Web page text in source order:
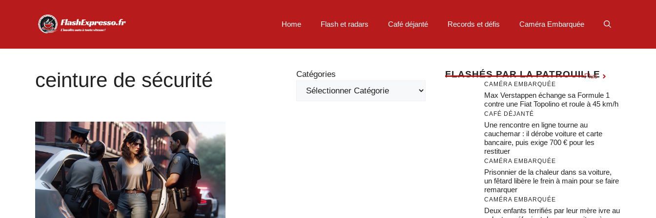
Home Flash et radars Café déjanté Records et défis Caméra Embarquée
ceinture de sécurité Catégories FLASHÉS PAR LA PATROUILLE
Plus
CAMÉRA EMBARQUÉE
Max Verstappen échange sa Formule 1
contre une Fiat Topolino et roule à 45 km/h
CAFÉ DÉJANTÉ
Une rencontre en ligne tourne au
cauchemar : il dérobe voiture et carte
bancaire, puis exige 700 € pour les
restituer
CAMÉRA EMBARQUÉE
Prisonnier de la chaleur dans sa voiture,
un fêtard libère le frein à main pour se faire
remarquer
CAMÉRA EMBARQUÉE
Deux enfants terrifiés par leur mère ivre au